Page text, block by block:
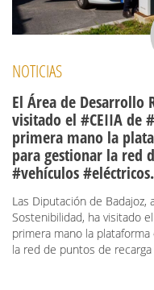
NOTICIAS
El Área de Desarrollo
visitado el #CEIIA de
primera mano la
para gestionar la red
#vehículos #eléctricos.
Las Diputación de Badajoz,
Sostenibilidad, ha visitado
primera mano la
la red de puntos de